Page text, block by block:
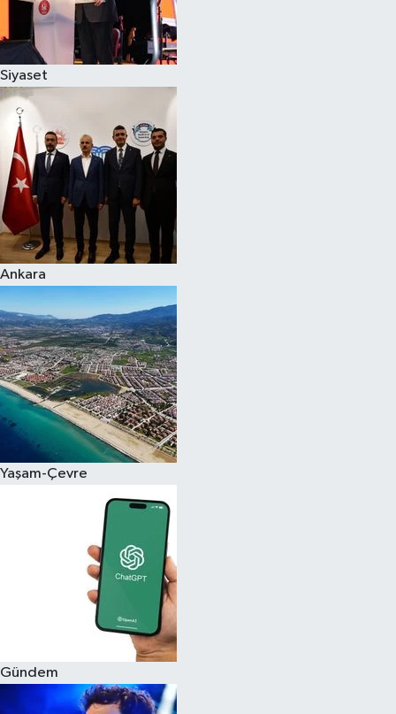
Siyaset
Ankara
Yaşam-Çevre
Gündem
Spor
Eğitim
Hava Durumu
Kadın
Kim kimdir?
Kültür Sanat
Sağlık
Siyaset
Teknoloji
Televizyon
Yaşam-Çevre